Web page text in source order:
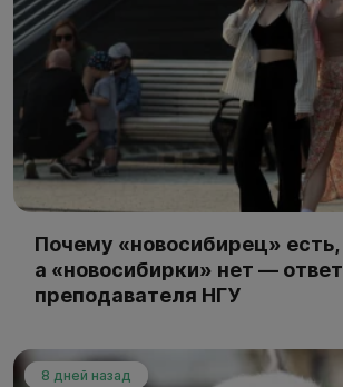
Почему «новосибирец» есть,
а «новосибирки» нет — ответ
преподавателя НГУ
8 дней назад